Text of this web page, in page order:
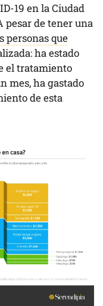
19 en la Ciudad
pesar de tener una
personas que
ha estado
el tratamiento
mes, ha gastado
de esta